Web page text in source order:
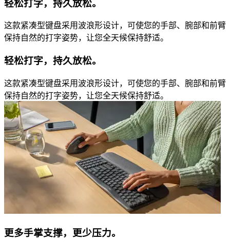
轻松打字，持久放松。
这款紧凑型键盘采用波浪形设计，可使您的手部、腕部和前臂
保持自然的打字姿势，让您全天候保持舒适。
轻松打字，持久放松。
这款紧凑型键盘采用波浪形设计，可使您的手部、腕部和前臂
保持自然的打字姿势，让您全天候保持舒适。
更多手掌支撑，更少压力。